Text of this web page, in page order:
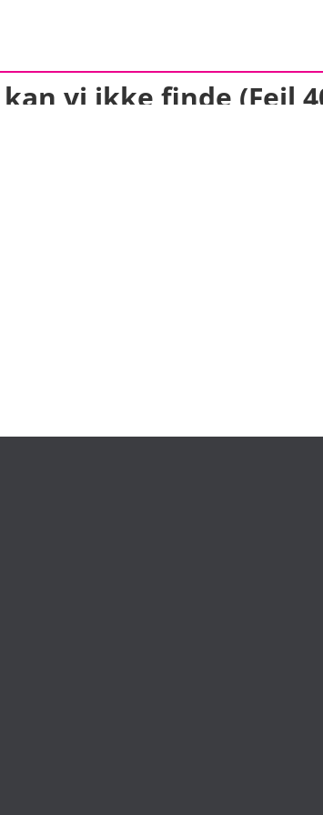
vi ikke finde (Fejl